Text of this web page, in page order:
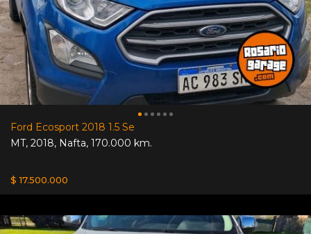
Ford Ecosport 2018 1.5 Se
MT, 2018, Nafta, 170.000 km.
$ 17.500.000